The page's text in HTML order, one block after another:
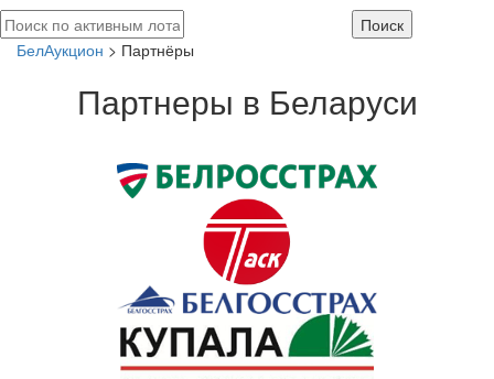
БелАукцион > Партнёры
Партнеры в Беларуси